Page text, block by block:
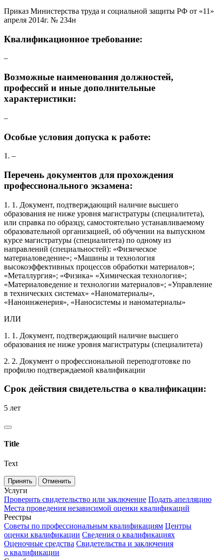
Приказ Министерства труда и социальной защиты РФ от «11»
апреля 2014г. № 234н
Квалификационное требование:
–
Возможные наименования должностей,
профессий и иные дополнительные
характеристики:
–
Особые условия допуска к работе:
1. –
Перечень документов для прохождения
профессионального экзамена:
1. 1. Документ, подтверждающий наличие высшего
образования не ниже уровня магистратуры (специалитета),
или справка по образцу, самостоятельно устанавливаемому
образовательной организацией, об обучении на выпускном
курсе магистратуры (специалитета) по одному из
направлений (специальностей): «Физическое
материаловедение»; «Машины и технология
высокоэффективных процессов обработки материалов»;
«Металлургия»; «Физика» «Химическая технология»;
«Материаловедение и технологии материалов»; «Управление
в технических системах» «Наноматериалы»,
«Наноинженерия», «Наносистемы и наноматериалы»
ИЛИ
1. 1. Документ, подтверждающий наличие высшего
образования не ниже уровня магистратуры (специалитета)
2. 2. Документ о профессиональной переподготовке по
профилю подтверждаемой квалификации
Срок действия свидетельства о квалификации:
5 лет
Title
Text
Принять Отменить
Услуги
Проверить свидетельство или заключение Подать апелляцию
Места проведения независимой оценки квалификаций
Реестры
Советы по профессиональным квалификациям Центры
оценки квалификации Сведения о квалификациях
Оценочные средства Свидетельства и заключения
о квалификации